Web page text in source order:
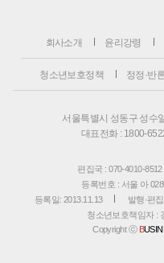
회사소개 윤리강령
청소년보호정책 정정·반
서울특별시 성동구 성수
대표전화 : 1800-
편집국 : 070-4010-8512
등록번호 : 서울 아
등록일: 2013.11.13
발행·편
청소년보호책임자 :
Copyright ⓒ B